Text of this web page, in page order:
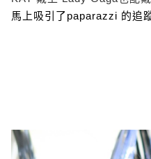
馬上吸引了paparazzi 的追